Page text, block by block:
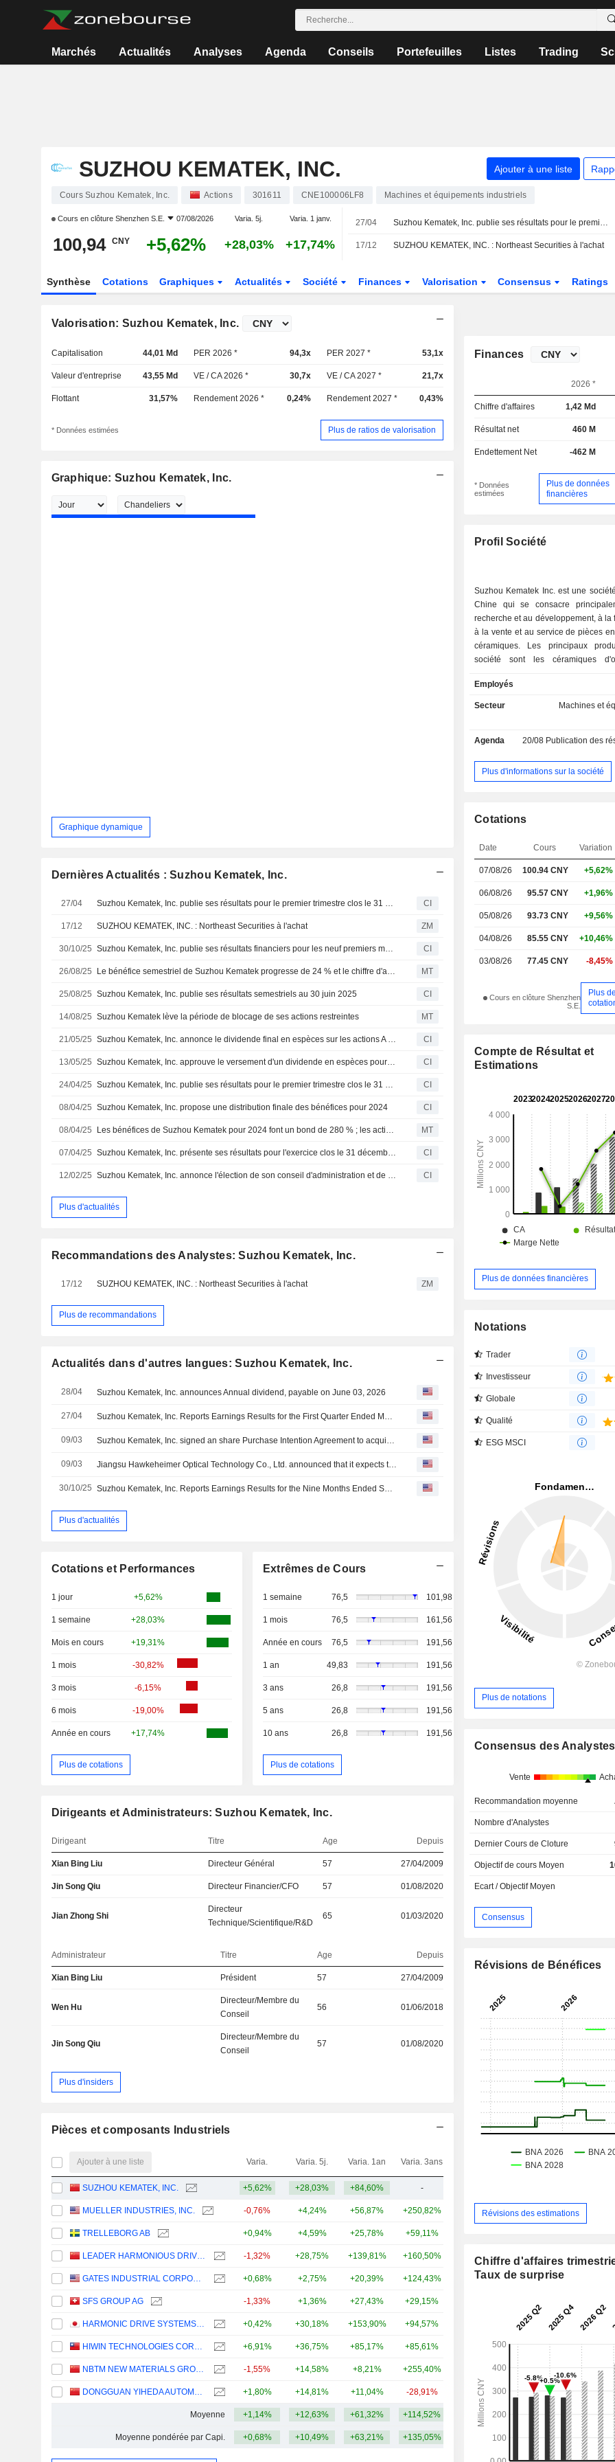
Marchés Actualités Analyses Agenda Conseils Portefeuilles Listes Trading
SUZHOU KEMATEK, INC. Ajouter à une liste
Cours Suzhou Kematek, Inc. Actions 301611 CNE100006LF8 Machines et équipements industriels
Cours en clôture Shenzhen S.E. 07/08/2026 Varia. 5j. Varia. 1 janv.
100,94 CNY +5,62% +28,03% +17,74%
27/04 Suzhou Kematek, Inc. publie ses résultats pour le premier trimestre clos le 31 mars 2026
17/12 SUZHOU KEMATEK, INC. : Northeast Securities à l'achat
Synthèse Cotations Graphiques Actualités Société Finances Valorisation Consensus Ratings
Valorisation: Suzhou Kematek, Inc.
Capitalisation 44,01 Md PER 2026 * 94,3x PER 2027 * 53,1x
Valeur d'entreprise 43,55 Md VE / CA 2026 * 30,7x VE / CA 2027 * 21,7x
Flottant 31,57% Rendement 2026 * 0,24% Rendement 2027 * 0,43%
* Données estimées Plus de ratios de valorisation
Graphique: Suzhou Kematek, Inc.
Graphique dynamique
Dernières Actualités : Suzhou Kematek, Inc.
27/04 Suzhou Kematek, Inc. publie ses résultats pour le premier trimestre clos le 31 mars 2026 CI
17/12 SUZHOU KEMATEK, INC. : Northeast Securities à l'achat ZM
30/10/25 Suzhou Kematek, Inc. publie ses résultats financiers pour les neuf premiers mois clos le 30 septembre 2025 CI
26/08/25 Le bénéfice semestriel de Suzhou Kematek progresse de 24 % et le chiffre d'affaires bondit de 35 % MT
25/08/25 Suzhou Kematek, Inc. publie ses résultats semestriels au 30 juin 2025 CI
14/08/25 Suzhou Kematek lève la période de blocage de ses actions restreintes MT
21/05/25 Suzhou Kematek, Inc. annonce le dividende final en espèces sur les actions A pour 2024, payable le 27 mai 2025. CI
13/05/25 Suzhou Kematek, Inc. approuve le versement d'un dividende en espèces pour l'exercice 2024 CI
24/04/25 Suzhou Kematek, Inc. publie ses résultats pour le premier trimestre clos le 31 mars 2025 CI
08/04/25 Suzhou Kematek, Inc. propose une distribution finale des bénéfices pour 2024 CI
08/04/25 Les bénéfices de Suzhou Kematek pour 2024 font un bond de 280 % ; les actions augmentent de 5 %. MT
07/04/25 Suzhou Kematek, Inc. présente ses résultats pour l'exercice clos le 31 décembre 2024 CI
12/02/25 Suzhou Kematek, Inc. annonce l'élection de son conseil d'administration et de ses superviseurs CI
Plus d'actualités
Recommandations des Analystes: Suzhou Kematek, Inc.
17/12 SUZHOU KEMATEK, INC. : Northeast Securities à l'achat ZM
Plus de recommandations
Actualités dans d'autres langues: Suzhou Kematek, Inc.
28/04 Suzhou Kematek, Inc. announces Annual dividend, payable on June 03, 2026
27/04
09/03
09/03
30/10/25
Plus d'actualités
Cotations et Performances
1 jour +5,62%
1 semaine +28,03%
Mois en cours +19,31%
1 mois -30,82%
3 mois -6,15%
6 mois -19,00%
Année en cours +17,74%
Plus de cotations
Extrêmes de Cours
1 semaine 76,5 101,98
1 mois 76,5 161,56
Année en cours 76,5 191,56
1 an 49,83 191,56
3 ans 26,8 191,56
5 ans 26,8 191,56
10 ans 26,8 191,56
Plus de cotations
Dirigeants et Administrateurs: Suzhou Kematek, Inc.
Dirigeant Titre Age Depuis
Xian Bing Liu Directeur Général 57 27/04/2009
Jin Song Qiu Directeur Financier/CFO 57 01/08/2020
Jian Zhong Shi
Directeur
Technique/Scientifique/R&D
65 01/03/2020
Administrateur Titre Age Depuis
Xian Bing Liu Président 57 27/04/2009
Wen Hu
Directeur/Membre du
Conseil
56 01/06/2018
Jin Song Qiu
Directeur/Membre du
Conseil
57 01/08/2020
Plus d'insiders
Pièces et composants Industriels
Ajouter à une liste Varia. Varia. 5j. Varia. 1an Varia. 3ans
SUZHOU KEMATEK, INC. +5,62% +28,03% +84,60% -
MUELLER INDUSTRIES, INC. -0,76% +4,24% +56,87% +250,82% 15,36 Md
TRELLEBORG AB +0,94% +4,59% +25,78% +59,11%
LEADER HARMONIOUS DRIVE SYSTEMS CO., LTD. -1,32% +28,75% +139,81% +160,50% 9,13 Md
GATES INDUSTRIAL CORPORATION LTD. +0,68% +2,75% +20,39% +124,43% 7,24 Md
SFS GROUP AG -1,33% +1,36% +27,43% +29,15%
HARMONIC DRIVE SYSTEMS INC. +0,42% +30,18% +153,90% +94,57%
HIWIN TECHNOLOGIES CORPORATION +6,91% +36,75% +85,17% +85,61% 3,97 Md
NBTM NEW MATERIALS GROUP CO., LTD. -1,55% +14,58% +8,21% +255,40% 2,68 Md
DONGGUAN YIHEDA AUTOMATION CO., LTD +1,80% +14,81% +11,04% -28,91% 2,57 Md
Moyenne +1,14% +12,63% +61,32% +114,52% 6,81 Md
Moyenne pondérée par Capi. +0,68% +10,49% +63,21% +135,05%
Finances
2026 *
Chiffre d'affaires 1,42 Md
Résultat net 460 M
Endettement Net -462 M
* Données
estimées
Plus de données
financières
Profil Société
Suzhou Kematek Inc. est une
Chine qui se consacre
recherche et au développement, à la
à la vente et au service de pièces
céramiques. Les principaux
société sont les céramiques
carbure. La société fournit
services de traitement de
équipements à semi-conducteurs.
métalliques telles que l'électrode
équipements de fabrication de
d'affichage. La société exerce
Employés
Secteur
Machines et
Agenda 20/08 Publication des résultats
Plus d'informations sur la société
Cotations
Date Cours Variation
07/08/26 100.94CNY +5,62%
06/08/26 95.57 CNY +1,96%
05/08/26 93.73 CNY +9,56%
04/08/26 85.55 CNY +10,46%
03/08/26 77.45 CNY -8,45%
Cours en clôture Shenzhen
S.E.
Plus de
Compte de Résultat et
Estimations
Plus de données financières
Notations
Trader
Investisseur
Globale
Qualité
ESG MSCI
Plus de notations
Consensus des Analystes
Vente
Recommandation moyenne
Nombre d'Analystes
Dernier Cours de Cloture
Objectif de cours Moyen
Ecart / Objectif Moyen
Consensus
Révisions de Bénéfices
Révisions des estimations
Chiffre d'affaires
Taux de surprise